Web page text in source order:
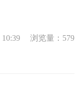
浏览量：579